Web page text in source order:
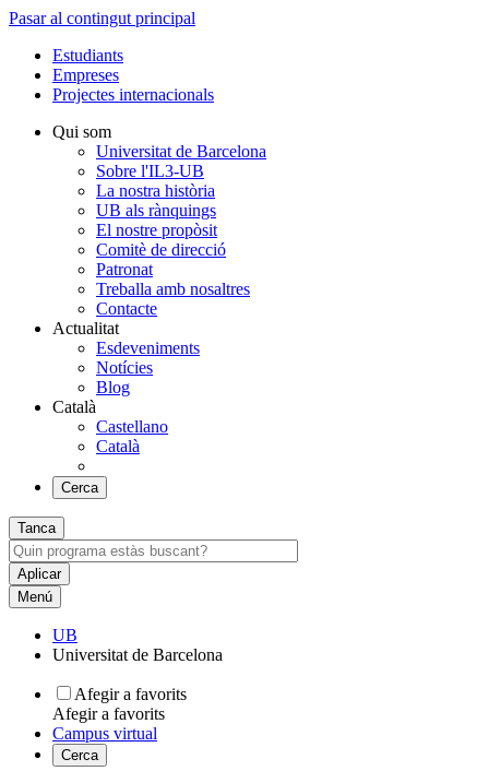
Pasar al contingut principal
Estudiants
Empreses
Projectes internacionals
Qui som
Universitat de Barcelona
Sobre l'IL3-UB
La nostra història
UB als rànquings
El nostre propòsit
Comitè de direcció
Patronat
Treballa amb nosaltres
Contacte
Actualitat
Esdeveniments
Notícies
Blog
Català
Castellano
Català
Cerca
Tanca
Menú
UB
Universitat de Barcelona
Afegir a favorits
Afegir a favorits
Campus virtual
Cerca